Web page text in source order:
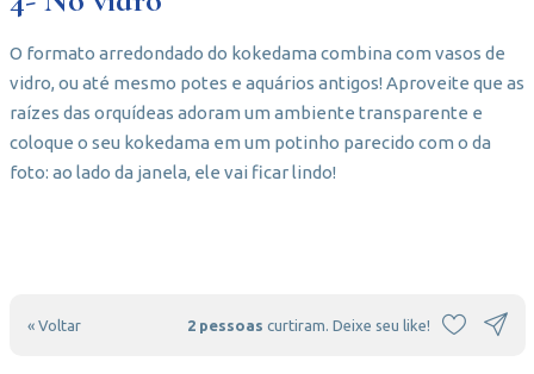
O formato arredondado do kokedama combina com vasos de
vidro, ou até mesmo potes e aquários antigos! Aproveite que as
raízes das orquídeas adoram um ambiente transparente e
coloque o seu kokedama em um potinho parecido com o da
foto: ao lado da janela, ele vai ficar lindo!
« Voltar 2 pessoas curtiram. Deixe seu like!